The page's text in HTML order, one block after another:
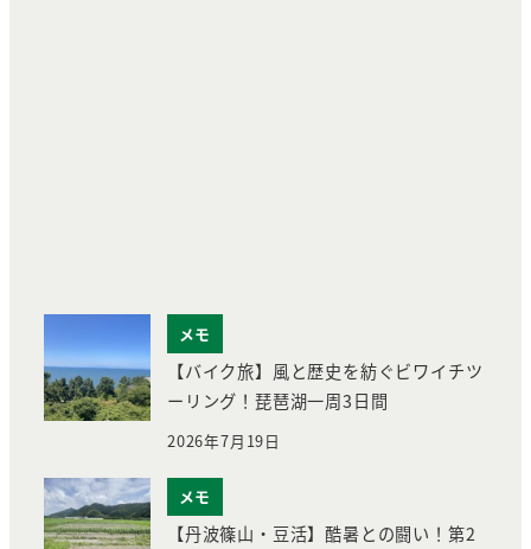
メモ
【バイク旅】風と歴史を紡ぐビワイチツ
ーリング！琵琶湖一周3日間
2026年7月19日
メモ
【丹波篠山・豆活】酷暑との闘い！第2